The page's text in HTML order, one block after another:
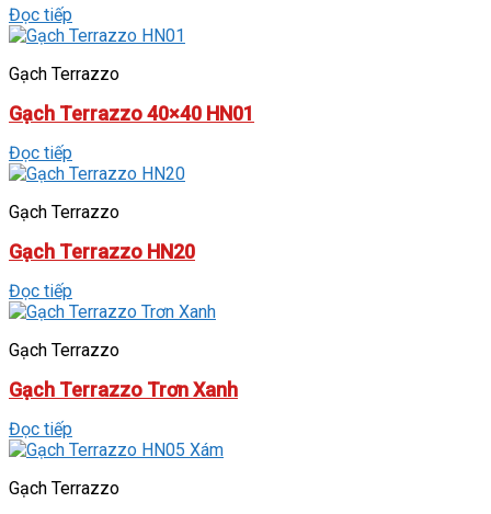
Đọc tiếp
Gạch Terrazzo
Gạch Terrazzo 40×40 HN01
Đọc tiếp
Gạch Terrazzo
Gạch Terrazzo HN20
Đọc tiếp
Gạch Terrazzo
Gạch Terrazzo Trơn Xanh
Đọc tiếp
Gạch Terrazzo